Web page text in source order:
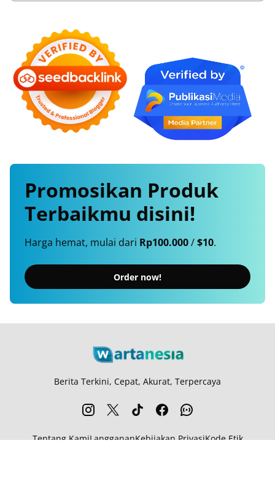
Promosikan Produk
Terbaikmu disini!
Harga hemat, mulai dari Rp100.000/$10.
Order now!
Berita Terkini, Cepat, Akurat, Terpercaya
Tentang KamiLanggananKebijakan PrivasiKode Etik